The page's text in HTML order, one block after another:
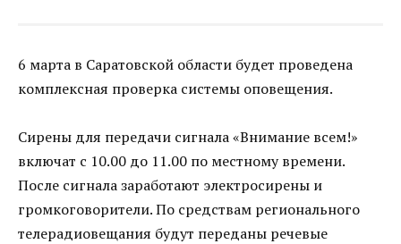
6 марта в Саратовской области будет проведена
комплексная проверка системы оповещения.
Сирены для передачи сигнала «Внимание всем!»
включат с 10.00 до 11.00 по местному времени.
После сигнала заработают электросирены и
громкоговорители. По средствам регионального
телерадиовещания будут переданы речевые